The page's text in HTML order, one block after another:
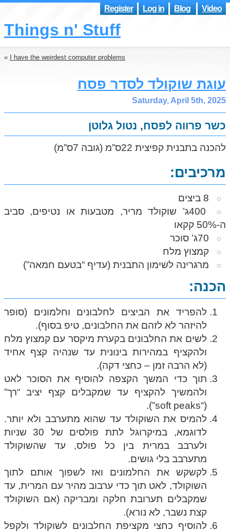
Register Log in Blog Video
Things n' Stuff
«I have the weirdest computer problems
עוגת שוקולד לסדר פסח
Saturday, April 5th, 2025
כשר פרווה לפסח, נטול גלוטן
להכנה בתבנית קפיצית 22ס”מ (גובה 7ס”מ)
מרכיבים:
8 ביצים
400ג’ שוקולד מריר, מטבעות או נטיפים, סביב
ה-50% קקאו
70ג’ סוכר
קמצוץ מלח
מרגרינה לשימון התבנית (עדיף “בטעם חמאה”)
הכנה:
להפריד את הביצים לחלבונים וחלמונים (סופר
להיזהר לא לזהם את החלבונים, טיפ בסוף).
לשים את החלבונים בקערת מיקסר עם קמצוץ מלח
ולהקציף במהירות בינונית עד שנהיה קצף אחיד
(לא הרבה זמן – כחצי דקה).
תוך כדי המשך הקצפה להוסיף את הסוכר לאט
ולהמשיך להקציף עד שמקבלים קצף יציב “רך”
(“soft peaks”).
להמיס את השוקולד עד שהוא מתערבב ולא יותר.
לדוגמא, במיקרוגל לתת פולסים של 30 שניות
ולערבב במרית בין כל פולס, עד שהשוקולד
מתערבב בלי גושים.
לקשקש את החלמונים ואז לשפוך אותם לתוך
השוקולד, לאט תוך כדי ערבוב מהיר עם המרית, עד
שמקבלים תערובת חלקה ומבריקה (אם השוקולד
קצת נשבר, לא נורא).
להוסיף כחצי מקציפת החלבונים לשוקולד ולקפל